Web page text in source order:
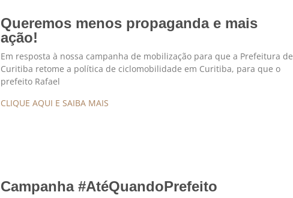
Queremos menos propaganda e mais
ação!
Em resposta à nossa campanha de mobilização para que a Prefeitura de
Curitiba retome a política de ciclomobilidade em Curitiba, para que o
prefeito Rafael
CLIQUE AQUI E SAIBA MAIS
Campanha #AtéQuandoPrefeito